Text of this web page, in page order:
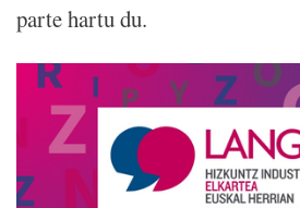
parte hartu du.